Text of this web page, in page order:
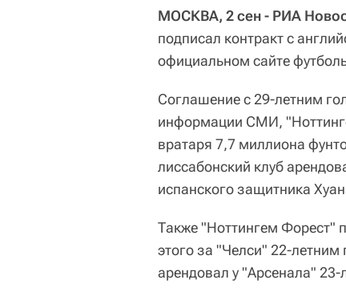
МОСКВА, 2 сен - РИА
подписал контракт с
официальном сайте
Соглашение с 29-летним
информации СМИ,
вратаря 7,7 миллиона
лиссабонский клуб
испанского защитника
Также "Ноттингем Форест"
этого за "Челси" 22-
арендовал у "Арсенала"